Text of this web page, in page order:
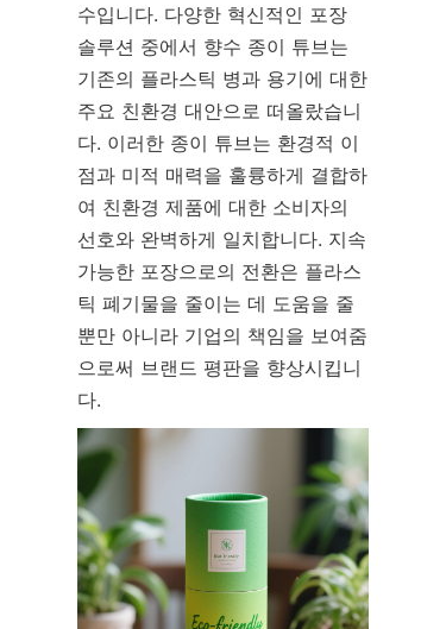
수입니다. 다양한 혁신적인 포장
솔루션 중에서 향수 종이 튜브는
기존의 플라스틱 병과 용기에 대한
주요 친환경 대안으로 떠올랐습니
다. 이러한 종이 튜브는 환경적 이
점과 미적 매력을 훌륭하게 결합하
여 친환경 제품에 대한 소비자의
선호와 완벽하게 일치합니다. 지속
가능한 포장으로의 전환은 플라스
틱 폐기물을 줄이는 데 도움을 줄
뿐만 아니라 기업의 책임을 보여줌
으로써 브랜드 평판을 향상시킵니
다.